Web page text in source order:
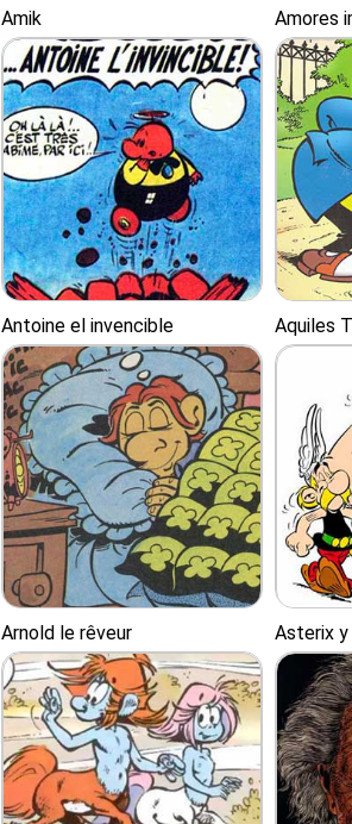
Amik Amores
Antoine el invencible Aquiles
Arnold le rêveur Asterix y